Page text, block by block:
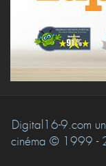
Digital16-9.com
cinéma © 1999 -